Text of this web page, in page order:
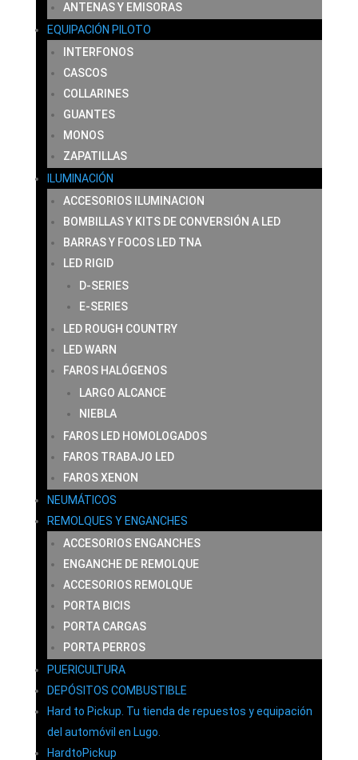
ANTENAS Y EMISORAS
EQUIPACIÓN PILOTO
INTERFONOS
CASCOS
COLLARINES
GUANTES
MONOS
ZAPATILLAS
ILUMINACIÓN
ACCESORIOS ILUMINACION
BOMBILLAS Y KITS DE CONVERSIÓN A LED
BARRAS Y FOCOS LED TNA
LED RIGID
D-SERIES
E-SERIES
LED ROUGH COUNTRY
LED WARN
FAROS HALÓGENOS
LARGO ALCANCE
NIEBLA
FAROS LED HOMOLOGADOS
FAROS TRABAJO LED
FAROS XENON
NEUMÁTICOS
REMOLQUES Y ENGANCHES
ACCESORIOS ENGANCHES
ENGANCHE DE REMOLQUE
ACCESORIOS REMOLQUE
PORTA BICIS
PORTA CARGAS
PORTA PERROS
PUERICULTURA
DEPÓSITOS COMBUSTIBLE
Hard to Pickup. Tu tienda de repuestos y equipación
del automóvil en Lugo.
HardtoPickup